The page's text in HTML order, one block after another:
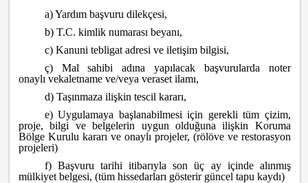
a) Yardım başvuru dilekçesi,
b) T.C. kimlik numarası beyanı,
c) Kanuni tebligat adresi ve iletişim bilgisi,
ç) Mal sahibi adına yapılacak başvurularda noter
onaylı vekaletname ve/veya veraset ilamı,
d) Taşınmaza ilişkin tescil kararı,
e) Uygulamaya başlanabilmesi için gerekli tüm çizim,
proje, bilgi ve belgelerin uygun olduğuna ilişkin Koruma
Bölge Kurulu kararı ve onaylı projeler, (rölöve ve restorasyon
projeleri)
f) Başvuru tarihi itibarıyla son üç ay içinde alınmış
mülkiyet belgesi, (tüm hissedarları gösterir güncel tapu kaydı)